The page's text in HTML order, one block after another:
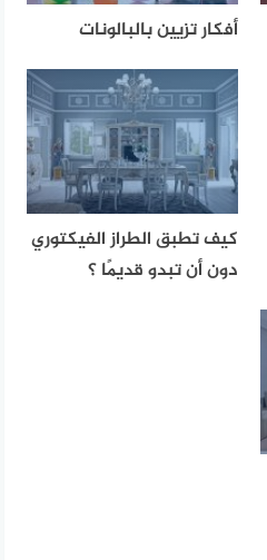
أفكار تزيين بالبالونات
كيف تطبق الطراز الفيكتوري
دون أن تبدو قديمًا ؟